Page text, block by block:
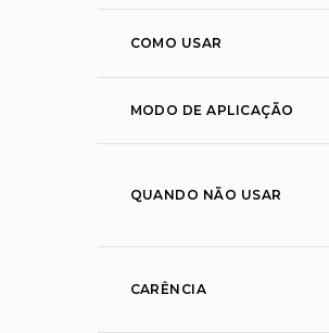
COMO USAR
MODO DE APLICAÇÃO
QUANDO NÃO USAR
CARÊNCIA